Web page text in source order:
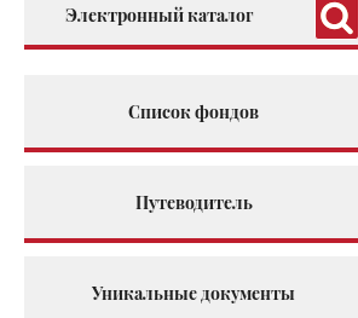
Электронный каталог
Список фондов
Путеводитель
Уникальные документы